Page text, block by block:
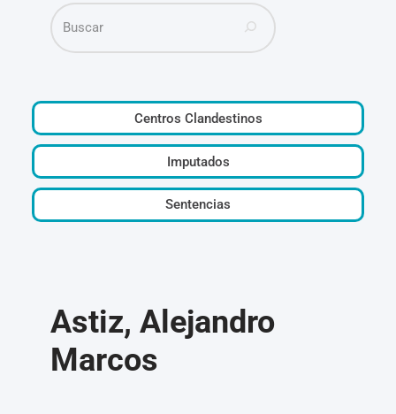
Centros Clandestinos
Imputados
Sentencias
Astiz, Alejandro
Marcos